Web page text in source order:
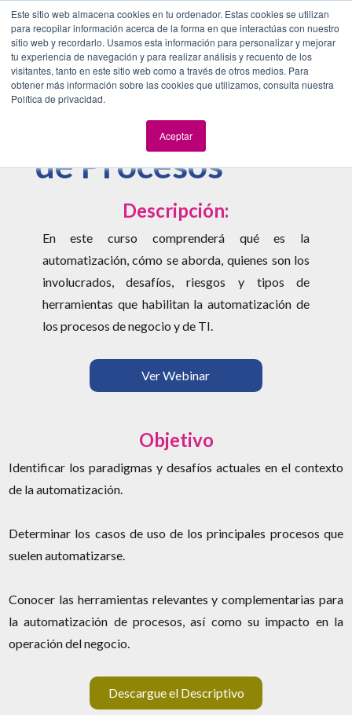
Este sitio web almacena cookies en tu ordenador. Estas cookies se utilizan
para recopilar información acerca de la forma en que interactúas con nuestro
sitio web y recordarlo. Usamos esta información para personalizar y mejorar
tu experiencia de navegación y para realizar análisis y recuento de los
visitantes, tanto en este sitio web como a través de otros medios. Para
obtener más información sobre las cookies que utilizamos, consulta nuestra
Política de privacidad.
Aceptar
Fundamentos de
Automatización
de Procesos
Descripción:
En este curso comprenderá qué es la
automatización, cómo se aborda, quienes son los
involucrados, desafíos, riesgos y tipos de
herramientas que habilitan la automatización de
los procesos de negocio y de TI.
Ver Webinar
Objetivo
Identificar los paradigmas y desafíos actuales en el contexto
de la automatización.
Determinar los casos de uso de los principales procesos que
suelen automatizarse.
Conocer las herramientas relevantes y complementarias para
la automatización de procesos, así como su impacto en la
operación del negocio.
Descargue el Descriptivo